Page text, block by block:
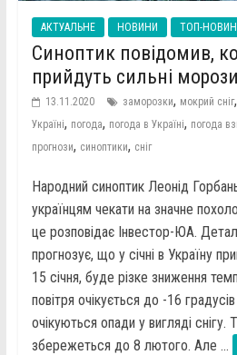
АКТУАЛЬНЕ НОВИНИ ТОП-НОВИН
Синоптик повідомив,
прийдуть сильні морози
13.11.2020 заморозки, мокрий сніг,
Україні, погода, погода в Україні, погода
прогнози, синоптики, сніг
Народний синоптик Леонід
українцям чекати на значне
це розповідає Інвестор-ЮА.
прогнозує, що у січні в Україну
15 січня, буде різке зниження
повітря очікується до -16
очікуються опади у вигляді снігу.
збережеться до 8 лютого. Але ...